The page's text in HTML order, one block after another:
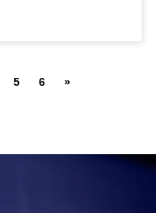
5 6 »